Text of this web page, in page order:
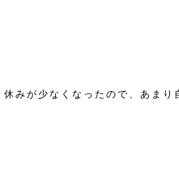
みが少なくなったので、あまり